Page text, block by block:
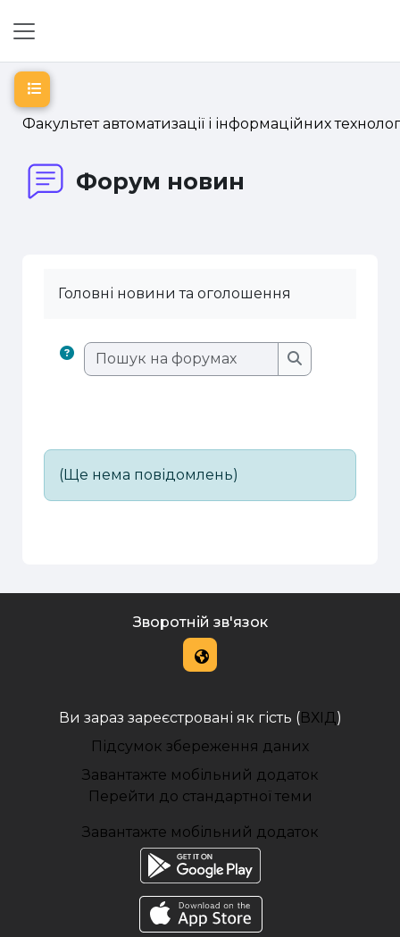
Факультет автоматизації і інформаційних
Форум новин
Відкритий покажчик курсу
Головні новини та оголошення
Пошук на
Пошук на
(Ще нема повідомлень)
Зворотній зв'язок
Ви зараз зареєстровані як гість (ВХІД )
Підсумок збереження даних
Завантажте мобільний додаток
Перейти до стандартної теми
Завантажте мобільний додаток